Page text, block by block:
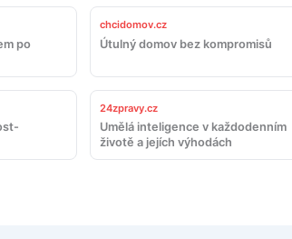
po
chcidomov.cz
Útulný domov bez kompromisů
24zpravy.cz
Umělá inteligence v každodenním
životě a jejích výhodách